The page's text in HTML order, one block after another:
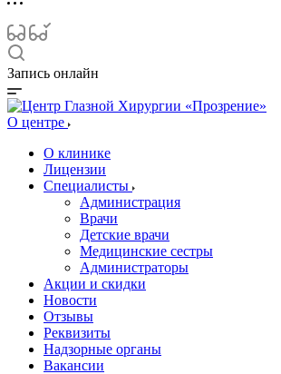
Запись онлайн
О центре
О клинике
Лицензии
Специалисты
Администрация
Врачи
Детские врачи
Медицинские сестры
Администраторы
Акции и скидки
Новости
Отзывы
Реквизиты
Надзорные органы
Вакансии